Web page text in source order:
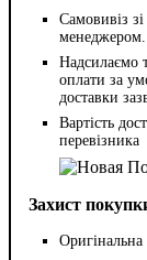
Самовивіз
менеджером.
Надсилаємо
оплати за
доставки
Вартість
перевізника
Захист
Оригінальна